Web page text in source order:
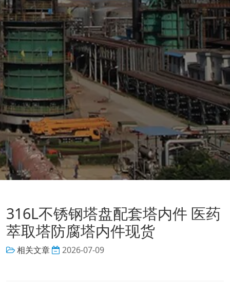
316L不锈钢塔盘配套塔内件 医药
萃取塔防腐塔内件现货
相关文章 2026-07-09